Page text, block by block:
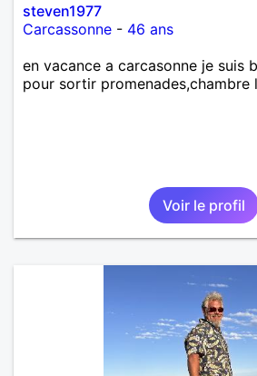
steven1977
Carcassonne - 46 ans
en vacance a carcasonne je suis
pour sortir promenades,chambre
Voir le profil